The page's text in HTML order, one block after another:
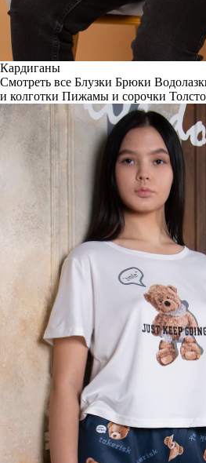
Кардиганы
Смотреть все Блузки Брюки
и колготки Пижамы и сорочки